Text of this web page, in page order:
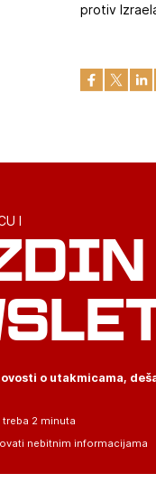
protiv
I
o utakmicama,
2 minuta
nebitnim informacijama